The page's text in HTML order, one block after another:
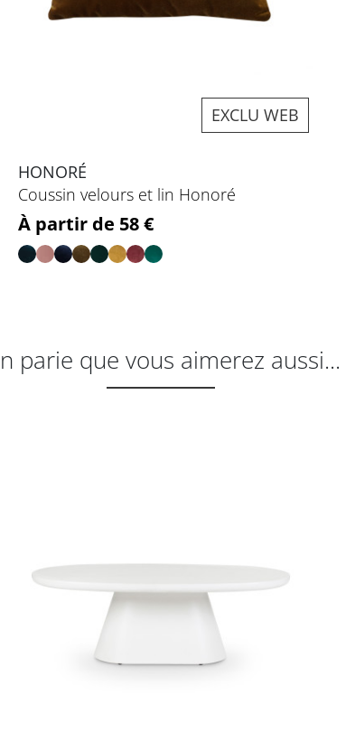
EXCLU WEB
HONORÉ
Coussin velours et lin Honoré
Prix
À partir de 58 €
parie que vous aimerez aussi...